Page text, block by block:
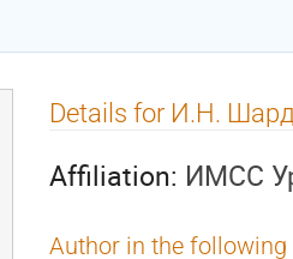
Details for И.Н.
Affiliation: ИМСС
Author in the